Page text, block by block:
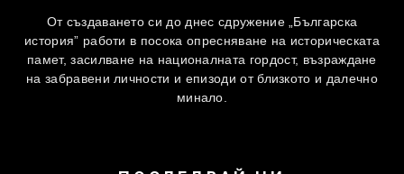
От създаването си до днес сдружение „Българска
история” работи в посока опресняване на историческата
памет, засилване на националната гордост, възраждане
на забравени личности и епизоди от близкото и далечно
минало.